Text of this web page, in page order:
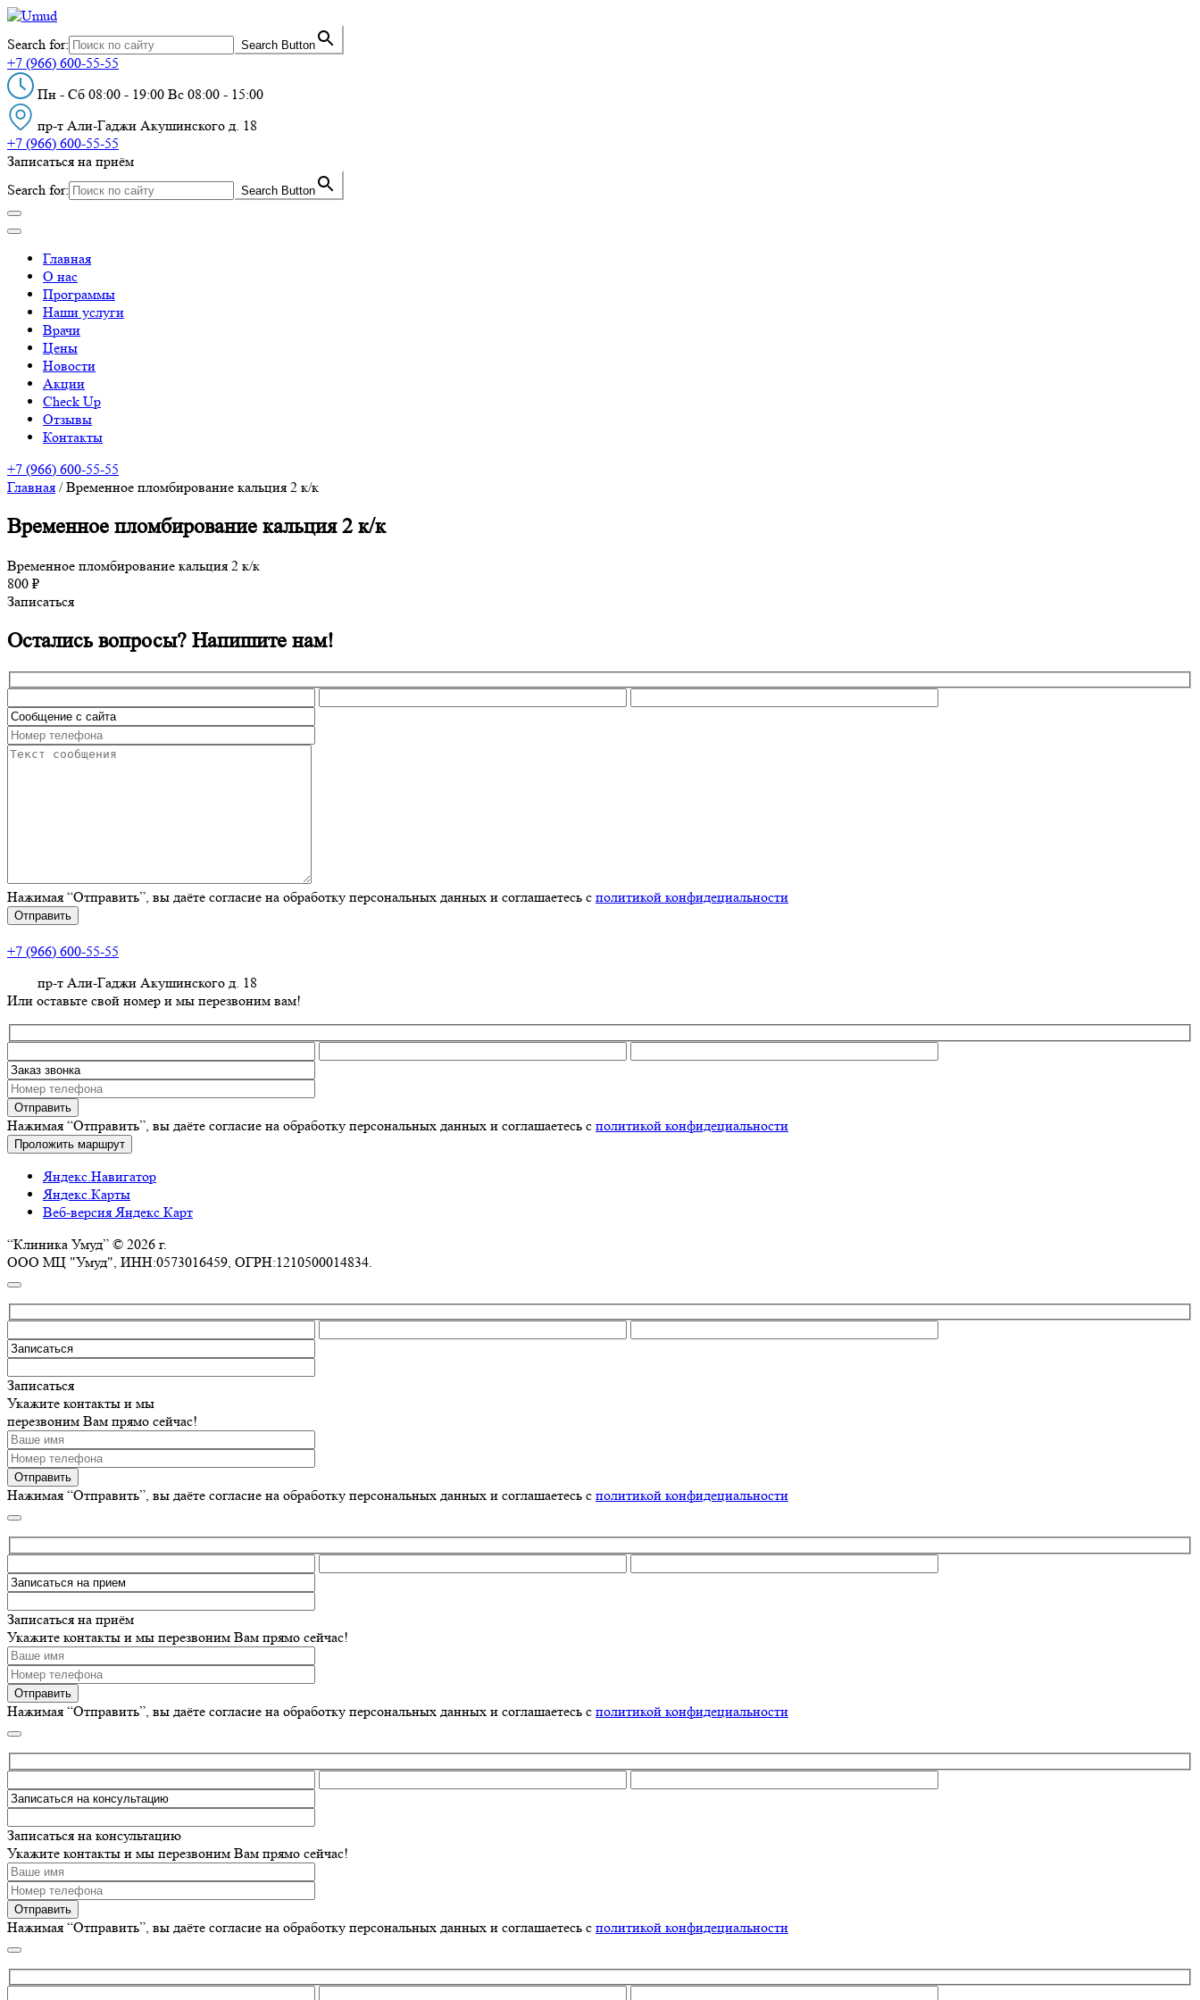
Search for: Search Button
+7 (966) 600-55-55
Пн - Сб 08:00 - 19:00 Вс 08:00 - 15:00
пр-т Али-Гаджи Акушинского д. 18
+7 (966) 600-55-55
Записаться на приём
Search for:
Search Button
Главная
О нас
Программы
Наши услуги
Врачи
Цены
Новости
Акции
Check Up
Отзывы
Контакты
+7 (966) 600-55-55
Главная / Временное пломбирование кальция 2 к/к
Временное пломбирование кальция 2 к/к
Временное пломбирование кальция 2 к/к
800 ₽
Записаться
Остались вопросы? Напишите нам!
Нажимая “Отправить”, вы даёте согласие на обработку персональных данных и соглашаетесь с политикой конфидециальности
+7 (966) 600-55-55
пр-т Али-Гаджи Акушинского д. 18
Или оставьте свой номер и мы перезвоним вам!
Нажимая “Отправить”, вы даёте согласие на обработку персональных данных и соглашаетесь с политикой конфидециальности
Проложить маршрут
Яндекс.Навигатор
Яндекс.Карты
Веб-версия Яндекс Карт
“Клиника Умуд” © 2026 г.
ООО МЦ "Умуд", ИНН:0573016459, ОГРН:1210500014834.
Записаться
Укажите контакты и мы
перезвоним Вам прямо сейчас!
Нажимая “Отправить”, вы даёте согласие на обработку персональных данных и соглашаетесь с политикой конфидециальности
Записаться на приём
Укажите контакты и мы перезвоним Вам прямо сейчас!
Нажимая “Отправить”, вы даёте согласие на обработку персональных данных и соглашаетесь с политикой конфидециальности
Записаться на консультацию
Укажите контакты и мы перезвоним Вам прямо сейчас!
Нажимая “Отправить”, вы даёте согласие на обработку персональных данных и соглашаетесь с политикой конфидециальности